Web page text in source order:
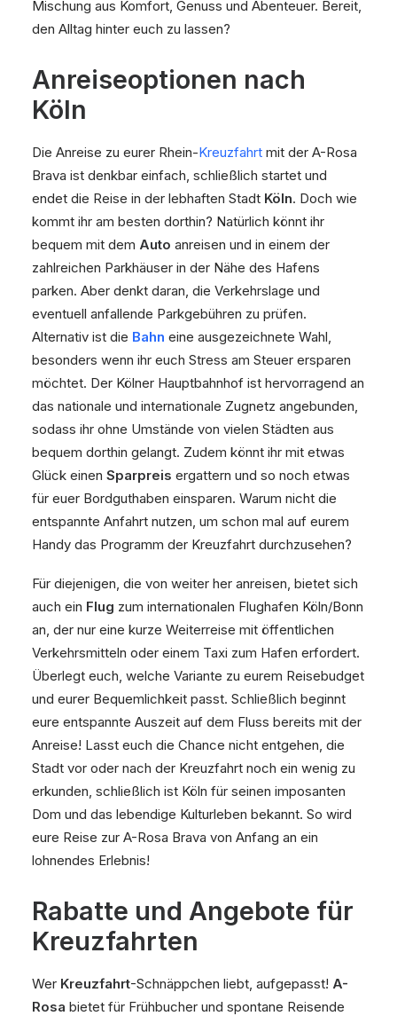
Mischung aus Komfort, Genuss und Abenteuer. Bereit,
den Alltag hinter euch zu lassen?
Anreiseoptionen nach
Köln
Die Anreise zu eurer Rhein-Kreuzfahrt mit der A-Rosa
Brava ist denkbar einfach, schließlich startet und
endet die Reise in der lebhaften Stadt Köln. Doch wie
kommt ihr am besten dorthin? Natürlich könnt ihr
bequem mit dem Auto anreisen und in einem der
zahlreichen Parkhäuser in der Nähe des Hafens
parken. Aber denkt daran, die Verkehrslage und
eventuell anfallende Parkgebühren zu prüfen.
Alternativ ist die Bahn eine ausgezeichnete Wahl,
besonders wenn ihr euch Stress am Steuer ersparen
möchtet. Der Kölner Hauptbahnhof ist hervorragend an
das nationale und internationale Zugnetz angebunden,
sodass ihr ohne Umstände von vielen Städten aus
bequem dorthin gelangt. Zudem könnt ihr mit etwas
Glück einen Sparpreis ergattern und so noch etwas
für euer Bordguthaben einsparen. Warum nicht die
entspannte Anfahrt nutzen, um schon mal auf eurem
Handy das Programm der Kreuzfahrt durchzusehen?
Für diejenigen, die von weiter her anreisen, bietet sich
auch ein Flug zum internationalen Flughafen Köln/Bonn
an, der nur eine kurze Weiterreise mit öffentlichen
Verkehrsmitteln oder einem Taxi zum Hafen erfordert.
Überlegt euch, welche Variante zu eurem Reisebudget
und eurer Bequemlichkeit passt. Schließlich beginnt
eure entspannte Auszeit auf dem Fluss bereits mit der
Anreise! Lasst euch die Chance nicht entgehen, die
Stadt vor oder nach der Kreuzfahrt noch ein wenig zu
erkunden, schließlich ist Köln für seinen imposanten
Dom und das lebendige Kulturleben bekannt. So wird
eure Reise zur A-Rosa Brava von Anfang an ein
lohnendes Erlebnis!
Rabatte und Angebote für
Kreuzfahrten
Wer Kreuzfahrt-Schnäppchen liebt, aufgepasst! A-
Rosa bietet für Frühbucher und spontane Reisende